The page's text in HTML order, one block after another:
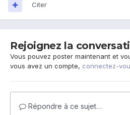
Citer
Rejoignez la
Vous pouvez poster maintenant et
vous avez un compte, connectez-
Répondre à ce sujet…